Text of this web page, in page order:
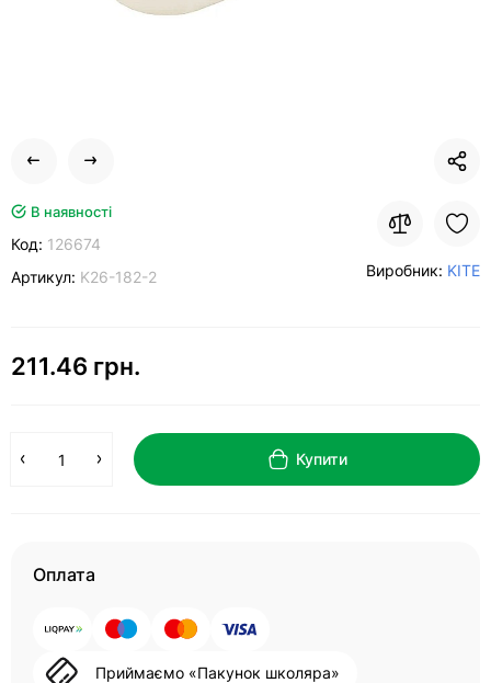
В наявності
Код: 126674
Артикул: K26-182-2 Виробник: KITE
211.46 грн.
Купити
Оплата
Приймаємо «Пакунок школяра»